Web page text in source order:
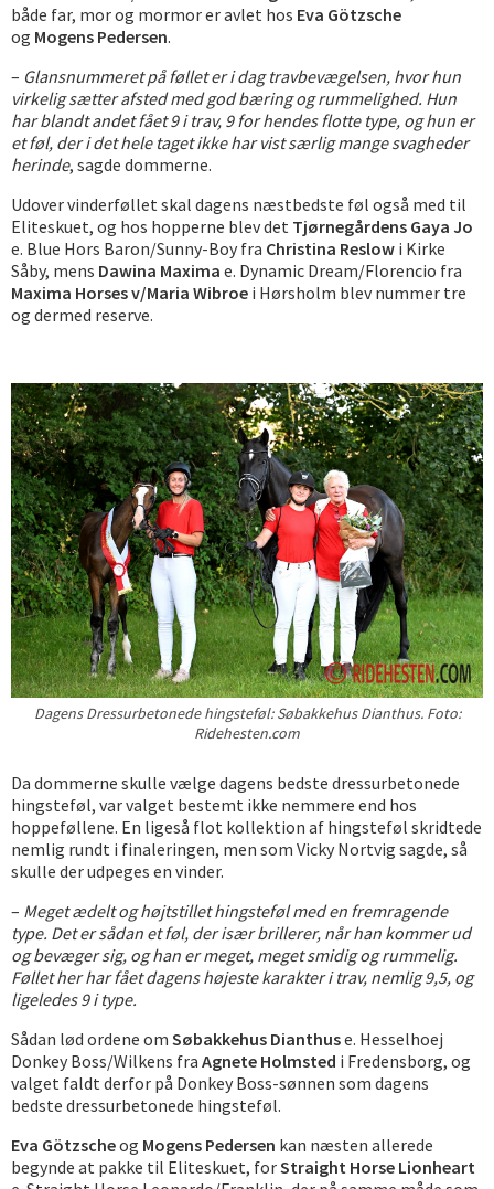
både far, mor og mormor er avlet hos Eva Götzsche
og Mogens Pedersen.
– Glansnummeret på føllet er i dag travbevægelsen, hvor hun
virkelig sætter afsted med god bæring og rummelighed. Hun
har blandt andet fået 9 i trav, 9 for hendes flotte type, og hun er
et føl, der i det hele taget ikke har vist særlig mange svagheder
herinde, sagde dommerne.
Udover vinderføllet skal dagens næstbedste føl også med til
Eliteskuet, og hos hopperne blev det Tjørnegårdens Gaya Jo
e. Blue Hors Baron/Sunny-Boy fra Christina Reslow i Kirke
Såby, mens Dawina Maxima e. Dynamic Dream/Florencio fra
Maxima Horses v/Maria Wibroe i Hørsholm blev nummer tre
og dermed reserve.
Dagens Dressurbetonede hingsteføl: Søbakkehus Dianthus. Foto:
Ridehesten.com
Da dommerne skulle vælge dagens bedste dressurbetonede
hingsteføl, var valget bestemt ikke nemmere end hos
hoppeføllene. En ligeså flot kollektion af hingsteføl skridtede
nemlig rundt i finaleringen, men som Vicky Nortvig sagde, så
skulle der udpeges en vinder.
– Meget ædelt og højtstillet hingsteføl med en fremragende
type. Det er sådan et føl, der især brillerer, når han kommer ud
og bevæger sig, og han er meget, meget smidig og rummelig.
Føllet her har fået dagens højeste karakter i trav, nemlig 9,5, og
ligeledes 9 i type.
Sådan lød ordene om Søbakkehus Dianthuse. Hesselhoej
Donkey Boss/Wilkens fra Agnete Holmsted i Fredensborg, og
valget faldt derfor på Donkey Boss-sønnen som dagens
bedste dressurbetonede hingsteføl.
Eva Götzscheog Mogens Pedersen kan næsten allerede
begynde at pakke til Eliteskuet, forStraight Horse Lionheart